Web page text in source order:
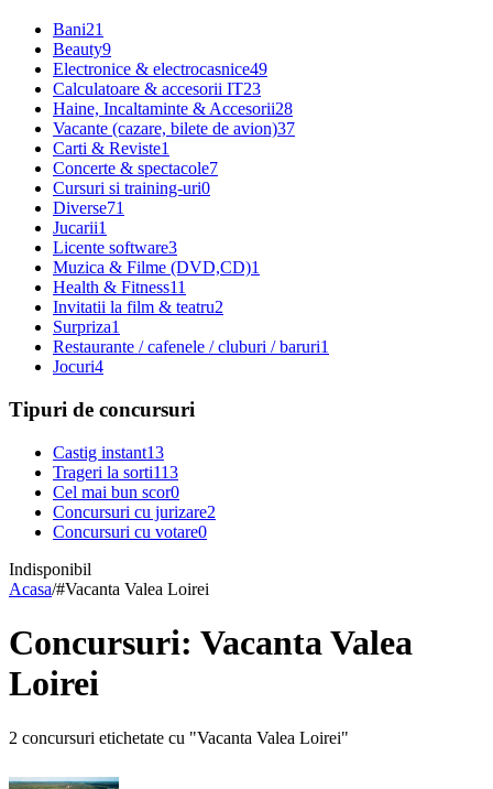
Bani21
Beauty9
Electronice & electrocasnice49
Calculatoare & accesorii IT23
Haine, Incaltaminte & Accesorii28
Vacante (cazare, bilete de avion)37
Carti & Reviste1
Concerte & spectacole7
Cursuri si training-uri0
Diverse71
Jucarii1
Licente software3
Muzica & Filme (DVD,CD)1
Health & Fitness11
Invitatii la film & teatru2
Surpriza1
Restaurante / cafenele / cluburi / baruri1
Jocuri4
Tipuri de concursuri
Castig instant13
Trageri la sorti113
Cel mai bun scor0
Concursuri cu jurizare2
Concursuri cu votare0
Indisponibil
Acasa/#Vacanta Valea Loirei
Concursuri: Vacanta Valea
Loirei
2 concursuri etichetate cu "Vacanta Valea Loirei"